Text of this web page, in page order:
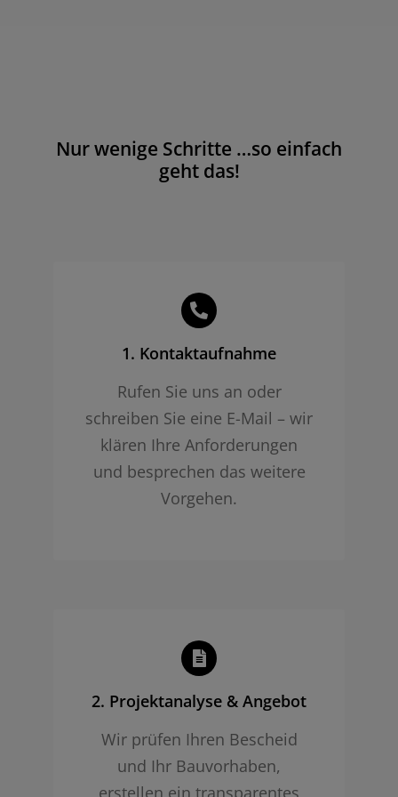
Nur wenige Schritte …so einfach
geht das!
1. Kontaktaufnahme
Rufen Sie uns an oder
schreiben Sie eine E-Mail – wir
klären Ihre Anforderungen
und besprechen das weitere
Vorgehen.
2. Projekt­analyse & Angebot
Wir prüfen Ihren Bescheid
und Ihr Bauvorhaben,
erstellen ein transparentes